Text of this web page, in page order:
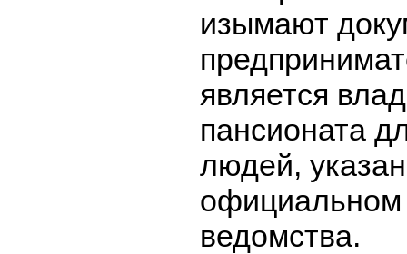
изымают
является
пансионата
людей,
ведомства.